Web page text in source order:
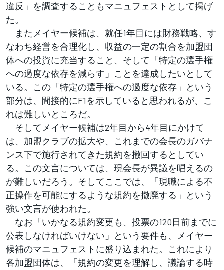
違反」を調査することもマニュフェストとして掲げ
た。
またメイヤー候補は、就任1年目には財務戦略、す
なわち経営を合理化し、収益の一定の割合を加盟団
体への投資に充当すること、そして「特定の選手権
への過度な依存を減らす」ことを達成したいとして
いる。この「特定の選手権への過度な依存」という
部分は、間接的にF1を示していると思われるが、こ
れは難しいところだ。
そしてメイヤー候補は2年目から4年目にかけて
は、加盟クラブの拡大や、これまでの会長のガバナ
ンス下で施行されてきた規約を撤回するとしてい
る。この文言については、現会長が異議を唱えるの
が難しいだろう。そしてここでは、「現職による不
正操作を可能にするような規約を撤廃する」という
強い文言が使われた。
なお「いかなる規約変更も、投票の120日前までに
公表しなければいけない」という要件も、メイヤー
候補のマニュフェストに盛り込まれた。これにより
各加盟団体は、「規約の変更を理解し、議論する時